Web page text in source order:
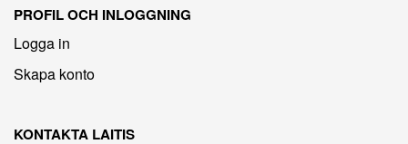
PROFIL OCH INLOGGNING
Logga in
Skapa konto
KONTAKTA LAITIS